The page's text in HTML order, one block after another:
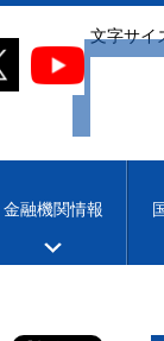
文字サイ
金融機関情報